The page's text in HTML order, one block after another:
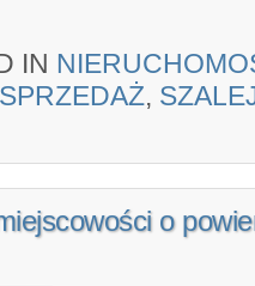
IN
SPRZEDAŻ,
o